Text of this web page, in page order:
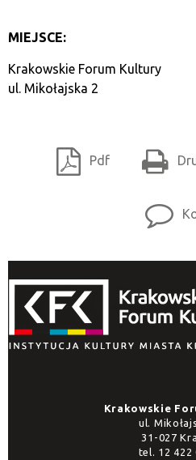
MIEJSCE:
Krakowskie Forum Kultury
ul. Mikołajska 2
Pdf
Krakowskie
ul.
31-027
tel. 12 422